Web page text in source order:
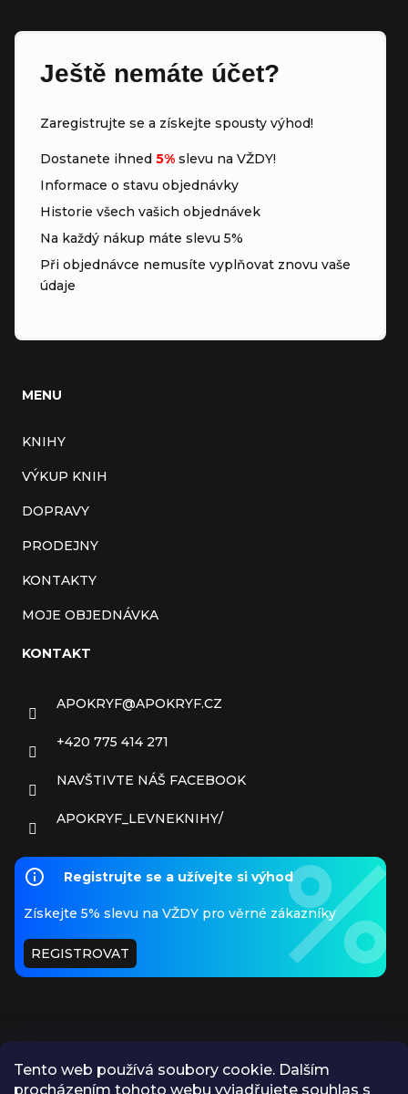
Tento web používá soubory cookie. Dalším
procházením tohoto webu vyjadřujete souhlas s
Ještě nemáte účet?
Zaregistrujte se a získejte spousty výhod!
Dostanete ihned 5% slevu na VŽDY!
Informace o stavu objednávky
Historie všech vašich objednávek
Na každý nákup máte slevu 5%
Při objednávce nemusíte vyplňovat znovu vaše
údaje
MENU
KNIHY
VÝKUP KNIH
DOPRAVY
PRODEJNY
KONTAKTY
MOJE OBJEDNÁVKA
KONTAKT
APOKRYF@APOKRYF.CZ
+420 775 414 271
NAVŠTIVTE NÁŠ FACEBOOK
APOKRYF_LEVNEKNIHY/
Registrujte se a užívejte si výhod
Získejte 5% slevu na VŽDY pro věrné zákazníky
REGISTROVAT